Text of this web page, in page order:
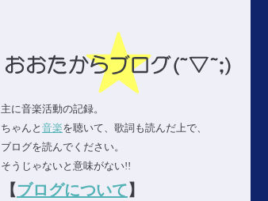
主に音楽活動の記録。
ちゃんと 音楽を聴いて、歌詞も読んだ上で、
ブログを読んでください。
そうじゃないと意味がない!!
【 ブログについて】